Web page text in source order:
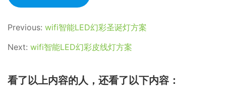
Previous: wifi智能LED幻彩圣诞灯方案
Next: wifi智能LED幻彩皮线灯方案
看了以上内容的人，还看了以下内容：